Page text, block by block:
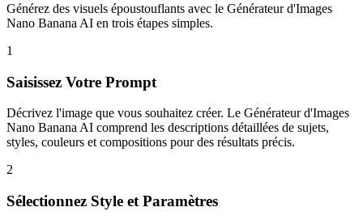
Générez des visuels époustouflants avec le Générateur d'Images
Nano Banana AI en trois étapes simples.
1
Saisissez Votre Prompt
Décrivez l'image que vous souhaitez créer. Le Générateur d'Images
Nano Banana AI comprend les descriptions détaillées de sujets,
styles, couleurs et compositions pour des résultats précis.
2
Sélectionnez Style et Paramètres